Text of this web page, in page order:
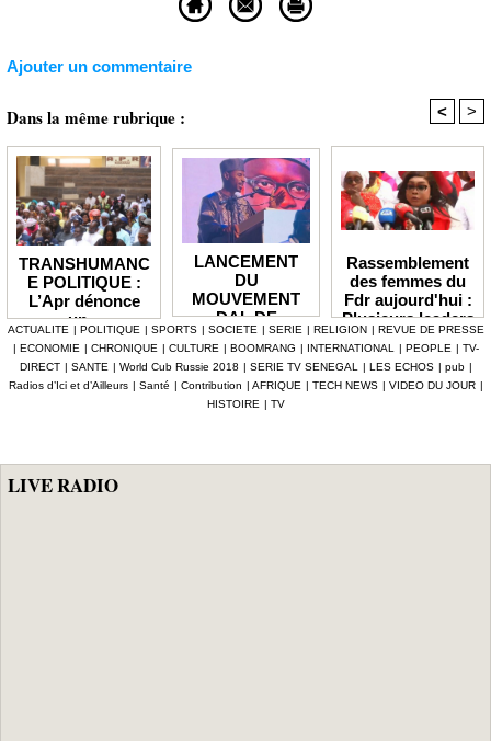
Ajouter un commentaire
Dans la même rubrique : < >
TRANSHUMANC
E POLITIQUE :
L’Apr dénonce
un «
détournement de
la volonté
populaire » et
réclame une
LANCEMENT
DU
MOUVEMENT
DAL DE
BABACAR
MBENGUE :
Aldiouma Sow
«drague» le
maire de Hann
Rassemblement
des femmes du
Fdr aujourd'hui :
Plusieurs leaders
de l'opposition
annoncés
ACTUALITE POLITIQUE SPORTS SOCIETE SERIE RELIGION
REVUE DE PRESSE
ECONOMIE CHRONIQUE CULTURE BOOMRANG INTERNATIONAL PEOPLE
TV-
DIRECT
SANTE World Cub Russie 2018 SERIE TV SENEGAL LES ECHOS pub
Radios d’Ici et d’Ailleurs
Santé Contribution AFRIQUE TECH NEWS VIDEO DU JOUR
HISTOIRE
TV
LIVE RADIO